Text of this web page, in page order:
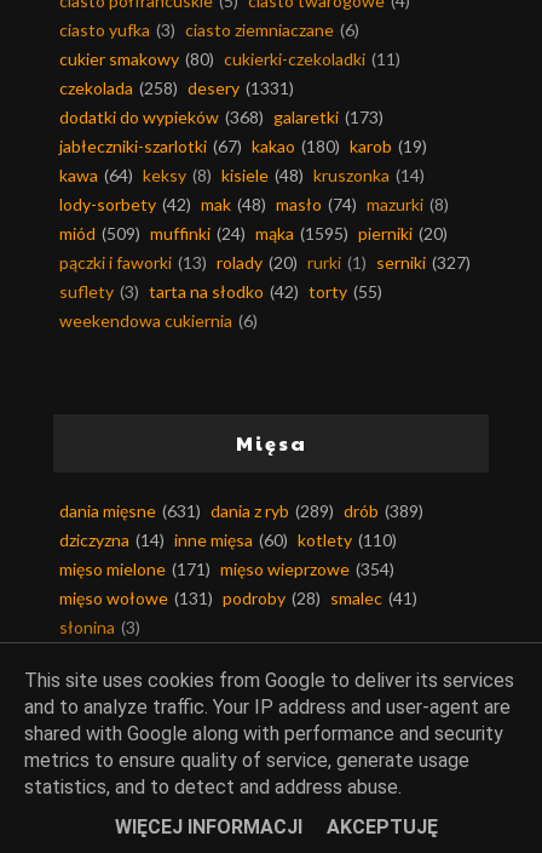
ciasto yufka (3) ciasto ziemniaczane (6)
cukier smakowy (80) cukierki-czekoladki (11)
czekolada (258) desery (1331)
dodatki do wypieków (368) galaretki (173)
jabłeczniki-szarlotki (67) kakao (180) karob (19)
kawa (64) keksy (8) kisiele (48) kruszonka (14)
lody-sorbety (42) mak (48) masło (74) mazurki (8)
miód (509) muffinki (24) mąka (1595) pierniki (20)
pączki i faworki (13) rolady (20) rurki (1) serniki (327)
suflety (3) tarta na słodko (42) torty (55)
weekendowa cukiernia (6)
Mięsa
dania mięsne (631) dania z ryb (289) drób (389)
dziczyzna (14) inne mięsa (60) kotlety (110)
mięso mielone (171) mięso wieprzowe (354)
mięso wołowe (131) podroby (28) smalec (41)
słonina (3)
Kuchnie świata
kuchnia arabska (49) kuchnia afryki
(6)
This site uses cookies from Google to deliver its services
and to analyze traffic. Your IP address and user-agent are
shared with Google along with performance and security
metrics to ensure quality of service, generate usage
statistics, and to detect and address abuse.
WIĘCEJ INFORMACJI
AKCEPTUJĘ